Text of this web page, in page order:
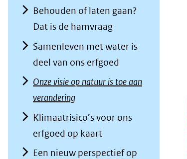
Behouden of laten gaan?
Dat is de hamvraag
Samenleven met water is
deel van ons erfgoed
Onze visie op natuur is toe aan
verandering
Klimaatrisico’s voor ons
erfgoed op kaart
Een nieuw perspectief op